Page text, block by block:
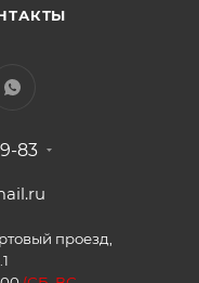
83
проезд,